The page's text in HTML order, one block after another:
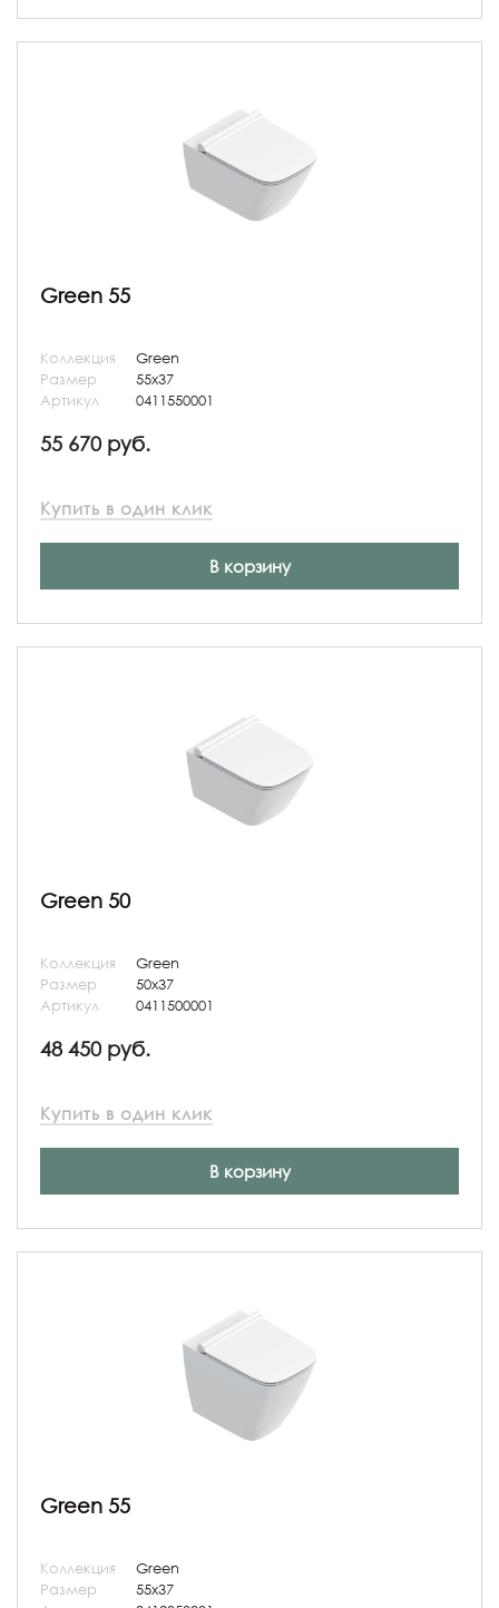
Green 55
Коллекция
Green
Размер
55x37
Артикул
0411550001
55 670 руб.
Купить в один клик
В корзину
Green 50
Коллекция
Green
Размер
50x37
Артикул
0411500001
48 450 руб.
Купить в один клик
В корзину
Green 55
Коллекция
Green
Размер
55x37